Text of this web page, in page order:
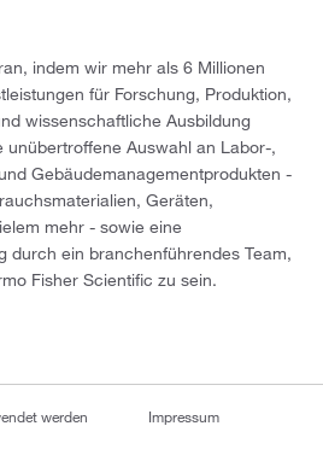
indem wir mehr als 6 Millionen
für Forschung, Produktion,
wissenschaftliche Ausbildung
Auswahl an Labor-,
Gebäudemanagementprodukten -
Geräten,
mehr - sowie eine
durch ein branchenführendes Team,
Fisher Scientific zu sein.
werden Impressum